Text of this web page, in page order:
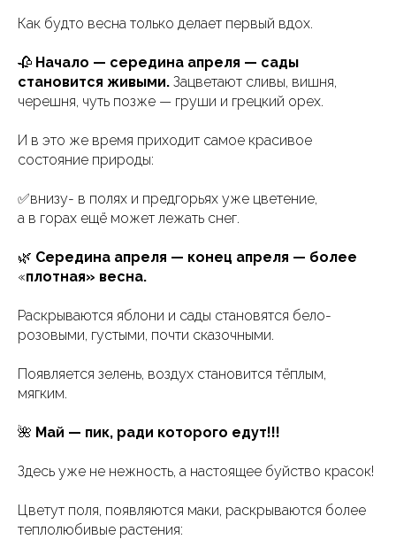
Как будто весна только делает первый вдох.
🥀 Начало — середина апреля — сады
становится живыми. Зацветают сливы, вишня,
черешня, чуть позже — груши и грецкий орех.
И в это же время приходит самое красивое
состояние природы:
✅внизу- в полях и предгорьях уже цветение,
а в горах ещё может лежать снег.
🌿 Середина апреля — конец апреля — более
«плотная» весна.
Раскрываются яблони и сады становятся бело-
розовыми, густыми, почти сказочными.
Появляется зелень, воздух становится тёплым,
мягким.
🌺 Май — пик, ради которого едут!!!
Здесь уже не нежность, а настоящее буйство красок!
Цветут поля, появляются маки, раскрываются более
теплолюбивые растения: